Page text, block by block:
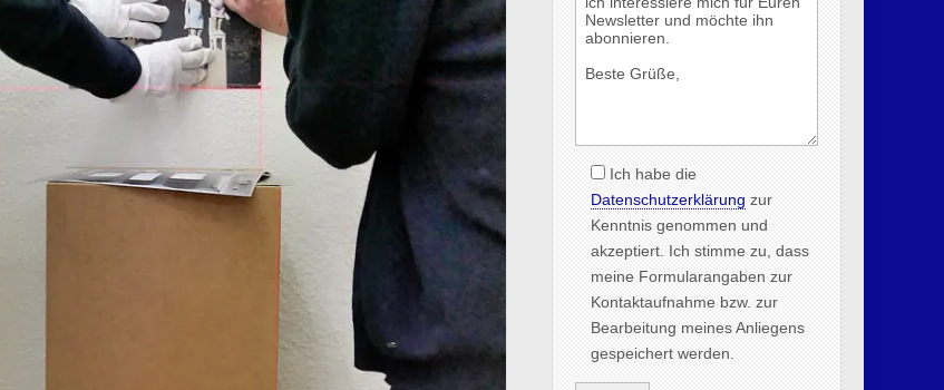
Ich habe die
Datenschutzerklärung zur
Kenntnis genommen und
akzeptiert. Ich stimme zu, dass
meine Formularangaben zur
Kontaktaufnahme bzw. zur
Bearbeitung meines Anliegens
gespeichert werden.